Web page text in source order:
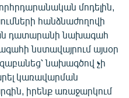
մոդելին,
հանձնաժողովի
դատարանի նախագահ
նստավայրում այսօր
նախագծով չի
կառավարման
իրենք առաջարկում